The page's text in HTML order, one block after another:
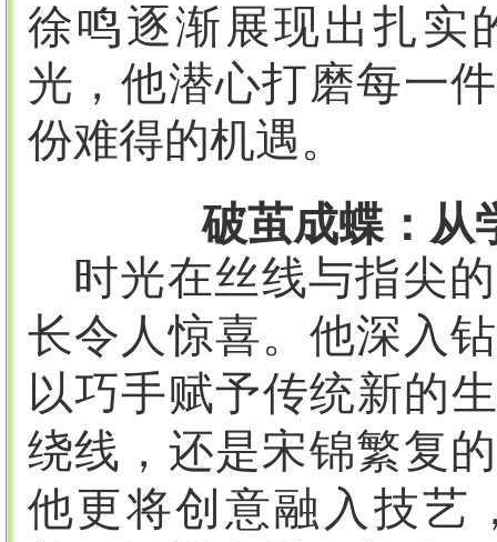
徐鸣逐渐展现出扎实
光，他潜心打磨每一
份难得的机遇。
破茧成蝶：从
时光在丝线与指尖
长令人惊喜。他深入
以巧手赋予传统新的
绕线，还是宋锦繁复
他更将创意融入技艺